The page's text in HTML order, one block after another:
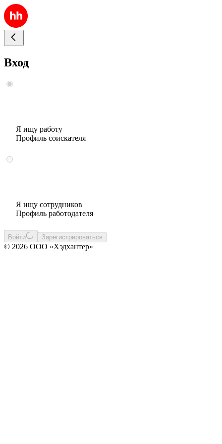
Вход
Я ищу работу
Профиль соискателя
Я ищу сотрудников
Профиль работодателя
Войти Зарегистрироваться
© 2026 ООО «Хэдхантер»